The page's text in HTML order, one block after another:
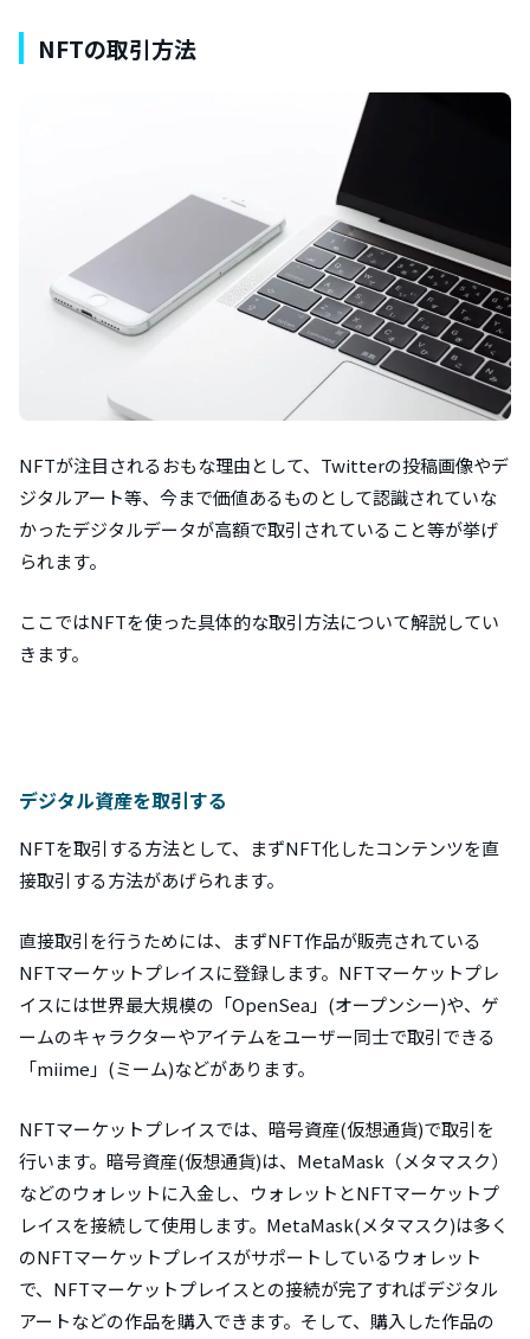
NFTの取引方法
NFTが注目されるおもな理由として、Twitterの投稿画像やデ
ジタルアート等、今まで価値あるものとして認識されていな
かったデジタルデータが高額で取引されていること等が挙げ
られます。
ここではNFTを使った具体的な取引方法について解説してい
きます。
デジタル資産を取引する
NFTを取引する方法として、まずNFT化したコンテンツを直
接取引する方法があげられます。
直接取引を行うためには、まずNFT作品が販売されている
NFTマーケットプレイスに登録します。NFTマーケットプレ
イスには世界最大規模の「OpenSea」(オープンシー)や、ゲ
ームのキャラクターやアイテムをユーザー同士で取引できる
「miime」(ミーム)などがあります。
NFTマーケットプレイスでは、暗号資産(仮想通貨)で取引を
行います。暗号資産(仮想通貨)は、MetaMask（メタマスク）
などのウォレットに入金し、ウォレットとNFTマーケットプ
レイスを接続して使用します。MetaMask(メタマスク)は多く
のNFTマーケットプレイスがサポートしているウォレット
で、NFTマーケットプレイスとの接続が完了すればデジタル
アートなどの作品を購入できます。そして、購入した作品の